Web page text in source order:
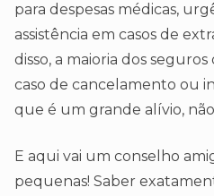
para despesas médicas,
assistência em casos de
disso, a maioria dos
caso de cancelamento ou
que é um grande alívio,
E aqui vai um conselho
pequenas! Saber